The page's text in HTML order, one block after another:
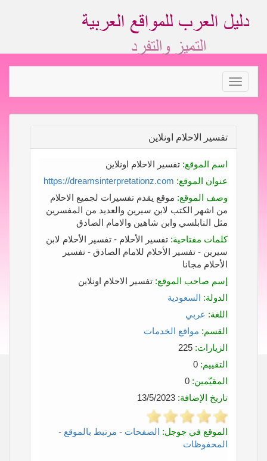
Toggle
navigation
تفسير الاحلام اونلاين
اسم الموقع: تفسير الاحلام اونلاين
عنوان الموقع: https://dreamsinterpretationz.com
وصف الموقع: موقع يقدم تفسيرات لجميع الاحلام
من اشهر الكتب لابن سيرين والعديد من المفسرين
مثل النابلسي وابن شاهين والامام الصادق
كلمات مفتاحية: تفسير الأحلام - تفسير الأحلام لابن
سيرين - تفسير الأحلام للامام الصادق - تفسير
الأحلام مجانا
إسم صاحب الموقع: تفسير الاحلام اونلاين
الدولة: السعودية
اللغة: عربي
القسم: مواقع الخدمات
الزيارات:
التقييم:
المقيّمين:
تاريخ الإضافة:
الموقع في جوجل: الصفحات - مرتبط بالموقع -
المحفوظات